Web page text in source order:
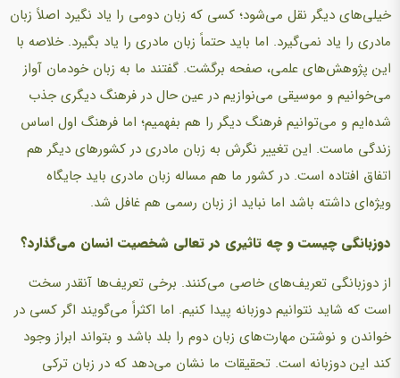
خیلی‌های دیگر نقل می‌شود؛ کسی که زبان دومی را یاد نگیرد اصلاً زبان
مادری را یاد نمی‌گیرد. اما باید حتماً زبان مادری را یاد بگیرد. خلاصه با
این پژوهش‌های علمی، صفحه برگشت. گفتند ما به زبان خودمان آواز
می‌خوانیم و موسیقی می‌نوازیم در عین حال در فرهنگ دیگری جذب
شده‌ایم و می‌توانیم فرهنگ دیگر را هم بفهمیم؛ اما فرهنگ اول اساس
زندگی ماست. این تغییر نگرش به زبان مادری در کشورهای دیگر هم
اتفاق افتاده است. در کشور ما هم مساله زبان مادری باید جایگاه
ویژه‌ای داشته باشد اما نباید از زبان رسمی هم غافل شد.
دوزبانگی چیست و چه تاثیری در تعالی شخصیت انسان می‌گذارد؟
از دوزبانگی تعریف‌های خاصی می‌کنند. برخی تعریف‌ها آنقدر سخت
است که شاید نتوانیم دوزبانه پیدا کنیم. اما اکثراً می‌گویند اگر کسی در
خواندن و نوشتن مهارت‌های زبان دوم را بلد باشد و بتواند ابراز وجود
کند این دوزبانه است. تحقیقات ما نشان می‌دهد که در زبان ترکی